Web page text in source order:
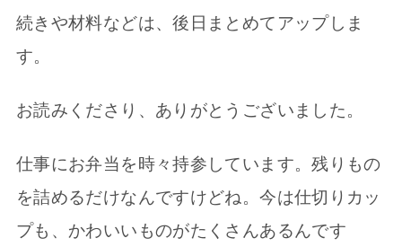
続きや材料などは、後日まとめてアップしま
す。
お読みくださり、ありがとうございました。
仕事にお弁当を時々持参しています。残りもの
を詰めるだけなんですけどね。今は仕切りカッ
プも、かわいいものがたくさんあるんです